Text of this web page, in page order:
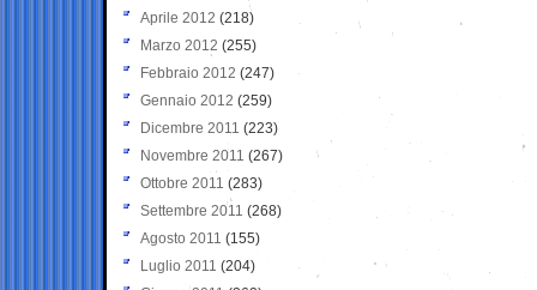
Aprile 2012 (218)
Marzo 2012 (255)
Febbraio 2012 (247)
Gennaio 2012 (259)
Dicembre 2011 (223)
Novembre 2011 (267)
Ottobre 2011 (283)
Settembre 2011 (268)
Agosto 2011 (155)
Luglio 2011 (204)